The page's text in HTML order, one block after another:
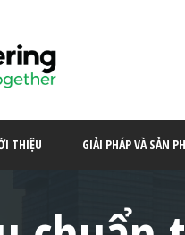
THIỆU GIẢI PHÁP VÀ SẢN